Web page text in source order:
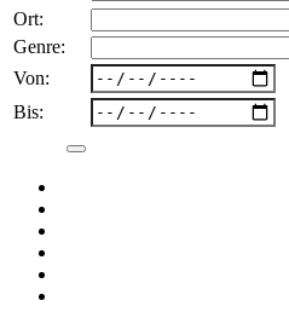
Ort:
Genre:
Von:
Bis: